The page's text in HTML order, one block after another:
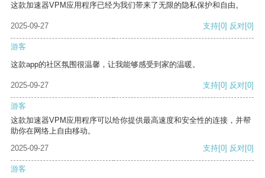
这款加速器VPM应用程序已经为我们带来了无限的隐私保护和自由。
2025-09-27 支持[0] 反对[0]
游客
这款app的社区氛围很温馨，让我能够感受到家的温暖。
2025-09-27 支持[0] 反对[0]
游客
这款加速器VPM应用程序可以给你提供最高速度和安全性的连接，并帮
助你在网络上自由移动。
2025-09-27
支持[0] 反对[0]
游客